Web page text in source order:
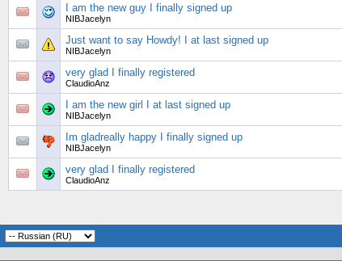
I am the new guy I finally signed up
NIBJacelyn
Just want to say Howdy! I at last signed up
NIBJacelyn
very glad I finally registered
ClaudioAnz
I am the new girl I at last signed up
NIBJacelyn
Im gladreally happy I finally signed up
NIBJacelyn
very glad I finally registered
ClaudioAnz